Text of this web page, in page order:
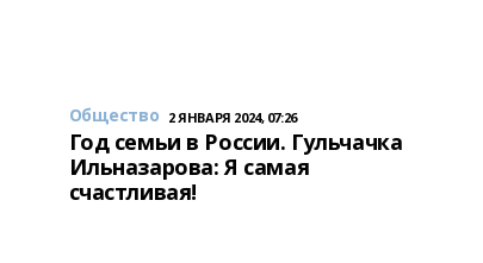
Общество 2 ЯНВАРЯ 2024, 07:26
Год семьи в России. Гульчачка
Ильназарова: Я самая
счастливая!